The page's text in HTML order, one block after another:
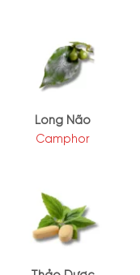
Long Não
Camphor